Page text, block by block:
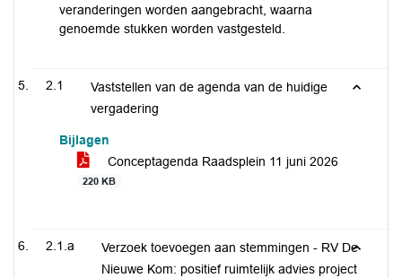
veranderingen worden aangebracht, waarna
genoemde stukken worden vastgesteld.
2.1
Vaststellen van de agenda van de huidige
vergadering
Bijlagen
Conceptagenda Raadsplein 11 juni 2026
220 KB
2.1.a
Verzoek toevoegen aan stemmingen - RV De
Nieuwe Kom: positief ruimtelijk advies project